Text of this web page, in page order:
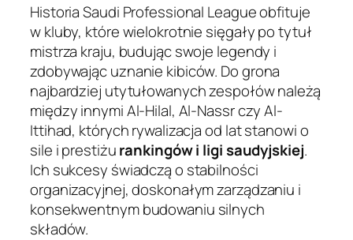
Historia Saudi Professional League obfituje
w kluby, które wielokrotnie sięgały po tytuł
mistrza kraju, budując swoje legendy i
zdobywając uznanie kibiców. Do grona
najbardziej utytułowanych zespołów należą
między innymi Al-Hilal, Al-Nassr czy Al-
Ittihad, których rywalizacja od lat stanowi o
sile i prestiżurankingów i ligi saudyjskiej.
Ich sukcesy świadczą o stabilności
organizacyjnej, doskonałym zarządzaniu i
konsekwentnym budowaniu silnych
składów.